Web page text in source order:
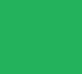
นบ้านหนองสังข์
อบ ดำเนินการ
งเรียน คือ โรงเรียน
ยนบ้านเหล่าอ้อย
ยนบ้านท่าข้าม และ